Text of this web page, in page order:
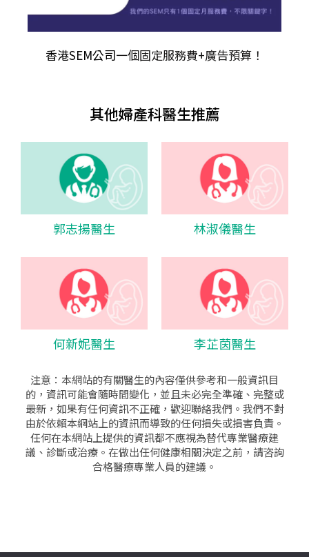
香港SEM公司一個固定服務費+廣告預算！
其他婦產科醫生推薦
郭志揚醫生 林淑儀醫生
何新妮醫生 李芷茵醫生
注意：本網站的有關醫生的內容僅供參考和一般資訊目
的，資訊可能會隨時間變化，並且未必完全準確、完整或
最新，如果有任何資訊不正確，歡迎聯絡我們。我們不對
由於依賴本網站上的資訊而導致的任何損失或損害負責。
任何在本網站上提供的資訊都不應視為替代專業醫療建
議、診斷或治療。在做出任何健康相關決定之前，請咨詢
合格醫療專業人員的建議。